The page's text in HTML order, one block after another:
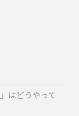
はどうやって